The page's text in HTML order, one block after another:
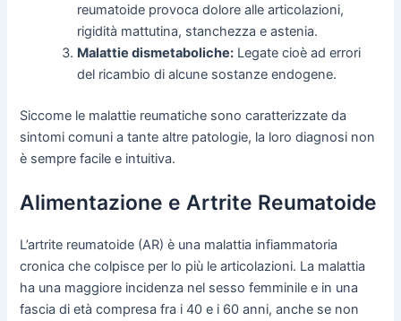
reumatoide provoca dolore alle articolazioni,
rigidità mattutina, stanchezza e astenia.
Malattie dismetaboliche: Legate cioè ad errori
del ricambio di alcune sostanze endogene.
Siccome le malattie reumatiche sono caratterizzate da
sintomi comuni a tante altre patologie, la loro diagnosi non
è sempre facile e intuitiva.
Alimentazione e Artrite Reumatoide
L’artrite reumatoide (AR) è una malattia infiammatoria
cronica che colpisce per lo più le articolazioni. La malattia
ha una maggiore incidenza nel sesso femminile e in una
fascia di età compresa fra i 40 e i 60 anni, anche se non